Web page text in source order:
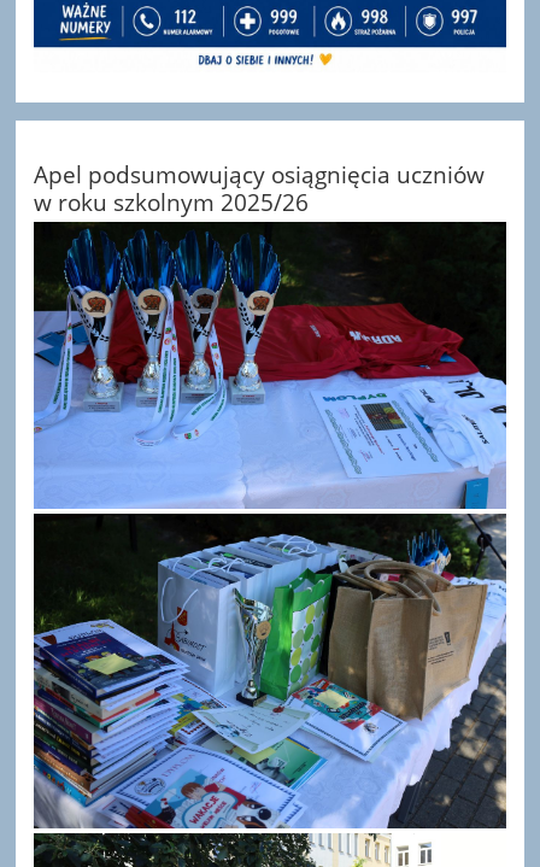
Apel podsumowujący osiągnięcia uczniów
w roku szkolnym 2025/26